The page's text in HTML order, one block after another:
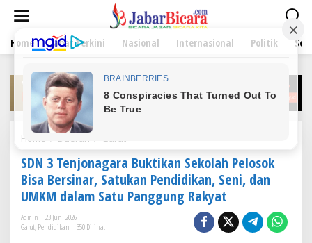
t
Home Jabar Terkini Nasional Internasional Politik
Home Daerah Garut
D
N
3
T
e
SDN 3 Tenjonagara Buktikan Sekolah Pelosok
Bisa Bersinar, Satukan Pendidikan, Seni, dan
UMKM dalam Satu Panggung Rakyat
Admin
23 Juni 2026
Garut, Pendidikan 350 Dilihat